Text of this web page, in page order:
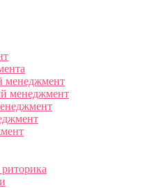
менеджмент
менеджмент